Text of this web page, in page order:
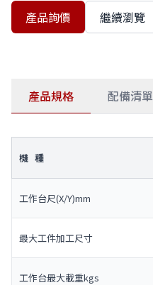
產品詢價 繼續瀏覽
產品規格 配備清單
機 種
工作台尺(X/Y)mm
最大工件加工尺寸
工作台最大載重kgs